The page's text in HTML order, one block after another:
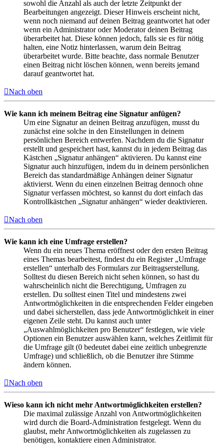
sowohl die Anzahl als auch der letzte Zeitpunkt der
Bearbeitungen angezeigt. Dieser Hinweis erscheint nicht,
wenn noch niemand auf deinen Beitrag geantwortet hat oder
wenn ein Administrator oder Moderator deinen Beitrag
überarbeitet hat. Diese können jedoch, falls sie es für nötig
halten, eine Notiz hinterlassen, warum dein Beitrag
überarbeitet wurde. Bitte beachte, dass normale Benutzer
einen Beitrag nicht löschen können, wenn bereits jemand
darauf geantwortet hat.
Nach oben
Wie kann ich meinem Beitrag eine Signatur anfügen?
Um eine Signatur an deinen Beitrag anzufügen, musst du
zunächst eine solche in den Einstellungen in deinem
persönlichen Bereich entwerfen. Nachdem du die Signatur
erstellt und gespeichert hast, kannst du in jedem Beitrag das
Kästchen „Signatur anhängen“ aktivieren. Du kannst eine
Signatur auch hinzufügen, indem du in deinem persönlichen
Bereich das standardmäßige Anhängen deiner Signatur
aktivierst. Wenn du einen einzelnen Beitrag dennoch ohne
Signatur verfassen möchtest, so kannst du dort einfach das
Kontrollkästchen „Signatur anhängen“ wieder deaktivieren.
Nach oben
Wie kann ich eine Umfrage erstellen?
Wenn du ein neues Thema eröffnest oder den ersten Beitrag
eines Themas bearbeitest, findest du ein Register „Umfrage
erstellen“ unterhalb des Formulars zur Beitragserstellung.
Solltest du diesen Bereich nicht sehen können, so hast du
wahrscheinlich nicht die Berechtigung, Umfragen zu
erstellen. Du solltest einen Titel und mindestens zwei
Antwortmöglichkeiten in die entsprechenden Felder eingeben
und dabei sicherstellen, dass jede Antwortmöglichkeit in einer
eigenen Zeile steht. Du kannst auch unter
„Auswahlmöglichkeiten pro Benutzer“ festlegen, wie viele
Optionen ein Benutzer auswählen kann, welches Zeitlimit für
die Umfrage gilt (0 bedeutet dabei eine zeitlich unbegrenzte
Umfrage) und schließlich, ob die Benutzer ihre Stimme
ändern können.
Nach oben
Wieso kann ich nicht mehr Antwortmöglichkeiten erstellen?
Die maximal zulässige Anzahl von Antwortmöglichkeiten
wird durch die Board-Administration festgelegt. Wenn du
glaubst, mehr Antwortmöglichkeiten als zugelassen zu
benötigen, kontaktiere einen Administrator.